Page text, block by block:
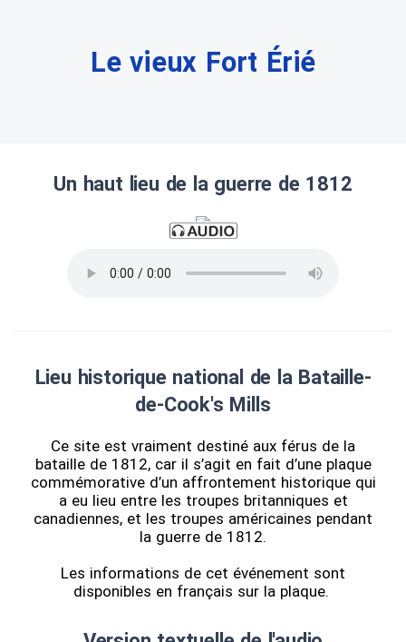
Le vieux Fort Érié
Un haut lieu de la guerre de 1812
Lieu historique national de la Bataille-
de-Cook's Mills
Ce site est vraiment destiné aux férus de la
bataille de 1812, car il s’agit en fait d’une plaque
commémorative d’un affrontement historique qui
a eu lieu entre les troupes britanniques et
canadiennes, et les troupes américaines pendant
la guerre de 1812.
Les informations de cet événement sont
disponibles en français sur la plaque.